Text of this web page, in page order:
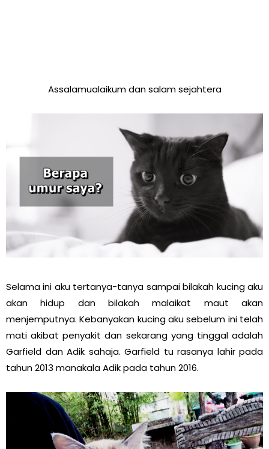
Assalamualaikum dan salam sejahtera
Selama ini aku tertanya-tanya sampai bilakah kucing aku
akan hidup dan bilakah malaikat maut akan
menjemputnya. Kebanyakan kucing aku sebelum ini telah
mati akibat penyakit dan sekarang yang tinggal adalah
Garfield dan Adik sahaja. Garfield tu rasanya lahir pada
tahun 2013 manakala Adik pada tahun 2016.